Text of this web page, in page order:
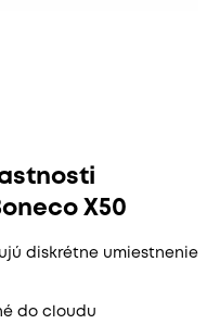
X50
diskrétne umiestnenie
do cloudu